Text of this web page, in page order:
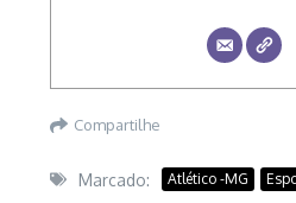
Compartilhe
Marcado: Atlético -MG